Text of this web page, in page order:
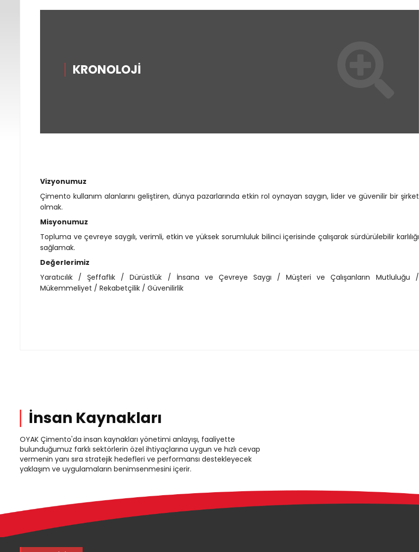
KRONOLOJİ
Vizyonumuz
Çimento kullanım alanlarını geliştiren, dünya pazarlarında etkin rol oynayan saygın, lider ve güvenilir bir şirket
olmak.
Misyonumuz
Topluma ve çevreye saygılı, verimli, etkin ve yüksek sorumluluk bilinci içerisinde çalışarak sürdürülebilir karlılığı
sağlamak.
Değerlerimiz
Yaratıcılık / Şeffaflık / Dürüstlük / İnsana ve Çevreye Saygı / Müşteri ve Çalışanların Mutluluğu /
Mükemmeliyet / Rekabetçilik / Güvenilirlik
İnsan Kaynakları
OYAK Çimento'da insan kaynakları yönetimi anlayışı, faaliyette
bulunduğumuz farklı sektörlerin özel ihtiyaçlarına uygun ve hızlı cevap
vermenin yanı sıra stratejik hedefleri ve performansı destekleyecek
yaklaşım ve uygulamaların benimsenmesini içerir.